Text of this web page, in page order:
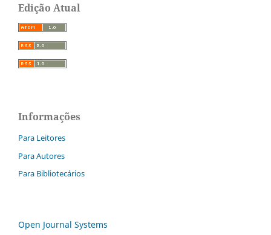
Edição Atual
Informações
Para Leitores
Para Autores
Para Bibliotecários
Open Journal Systems